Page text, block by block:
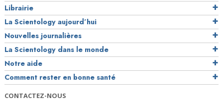
Librairie
La Scientology aujourd’hui
Nouvelles journalières
La Scientology dans le monde
Notre aide
Comment rester en bonne santé
CONTACTEZ-NOUS